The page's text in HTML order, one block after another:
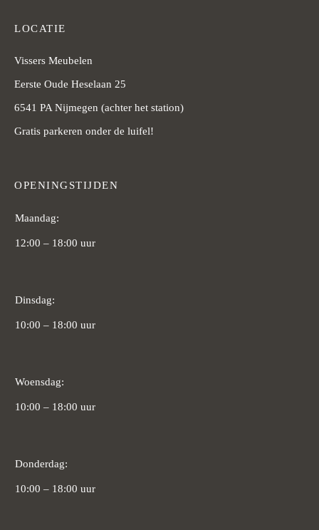
LOCATIE
Vissers Meubelen
Eerste Oude Heselaan 25
6541 PA Nijmegen (achter het station)
Gratis parkeren onder de luifel!
OPENINGSTIJDEN
Maandag:
12:00 – 18:00 uur
Dinsdag:
10:00 – 18:00 uur
Woensdag:
10:00 – 18:00 uur
Donderdag:
10:00 – 18:00 uur